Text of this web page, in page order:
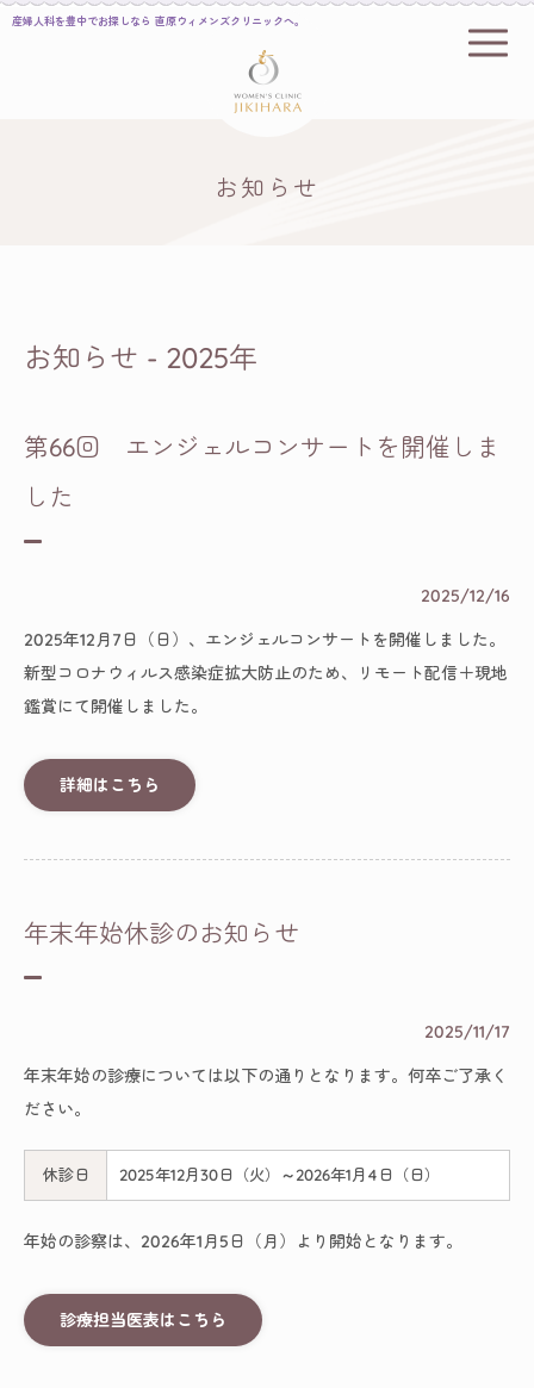
産婦人科を豊中でお探しなら 直原ウィメンズクリニックへ。
お知らせ
お知らせ - 2025年
第66回 エンジェルコンサートを開催しま
した
2025/12/16
2025年12月7日（日）、エンジェルコンサートを開催しました。
新型コロナウィルス感染症拡大防止のため、リモート配信＋現地
鑑賞にて開催しました。
詳細はこちら
年末年始休診のお知らせ
2025/11/17
年末年始の診療については以下の通りとなります。何卒ご了承く
ださい。
休診日 2025年12月30日（火）～2026年1月4日（日）
年始の診察は、2026年1月5日（月）より開始となります。
診療担当医表はこちら